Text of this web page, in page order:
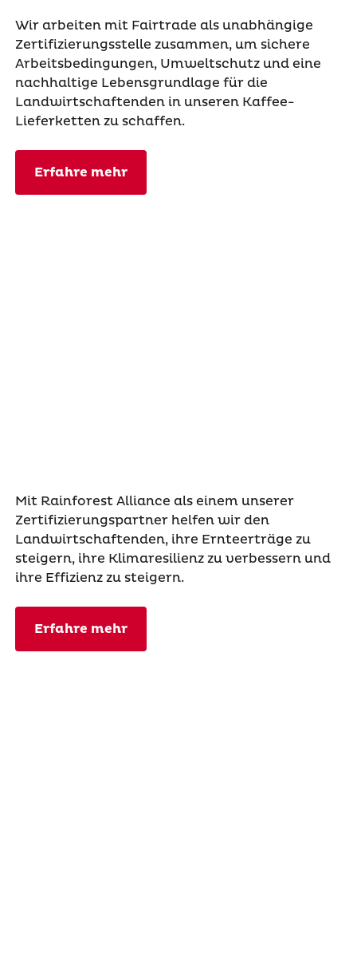
Wir arbeiten mit Fairtrade als unabhängige
Zertifizierungsstelle zusammen, um sichere
Arbeitsbedingungen, Umweltschutz und eine
nachhaltige Lebensgrundlage für die
Landwirtschaftenden in unseren Kaffee-
Lieferketten zu schaffen.
Erfahre mehr
Mit Rainforest Alliance als einem unserer
Zertifizierungspartner helfen wir den
Landwirtschaftenden, ihre Ernteerträge zu
steigern, ihre Klimaresilienz zu verbessern und
ihre Effizienz zu steigern.
Erfahre mehr